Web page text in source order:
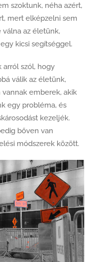
szoktunk, néha azért,
mert elképzelni sem
az életünk,
kicsi segítséggel.
arról szól, hogy
válik az életünk,
emberek, akik
egy probléma, és
kezeljék.
bőven van
módszerek között.